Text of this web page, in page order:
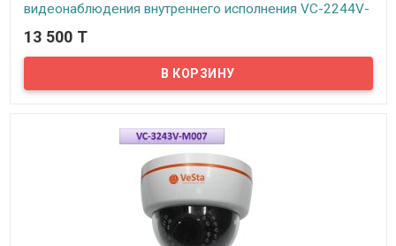
видеонаблюдения внутреннего исполнения VC-2244V-
M007
Предлагаем AHD 2.0 Mpx камеры видеонаблюдения VeSta от
13 500 T